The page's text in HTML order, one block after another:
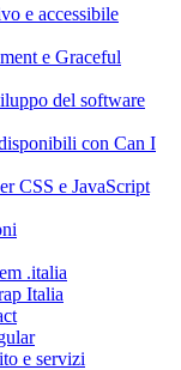
e accessibile
e Graceful
del software
con Can I
CSS e JavaScript
.italia
Italia
e servizi